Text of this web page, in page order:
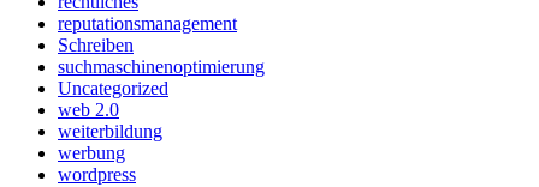
reputationsmanagement
Schreiben
suchmaschinenoptimierung
Uncategorized
web 2.0
weiterbildung
werbung
wordpress